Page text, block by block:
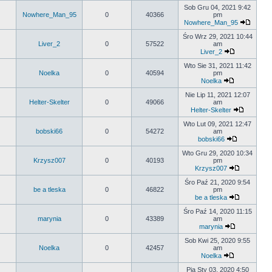
Nowhere_Man_95 0 40366
Sob Gru 04, 2021 9:42
pm
Nowhere_Man_95
Liver_2 0 57522
Śro Wrz 29, 2021 10:44
am
Liver_2
Noelka 0 40594
Wto Sie 31, 2021 11:42
pm
Noelka
Helter-Skelter 0 49066
Nie Lip 11, 2021 12:07
am
Helter-Skelter
bobski66 0 54272
Wto Lut 09, 2021 12:47
am
bobski66
Krzysz007 0 40193
Wto Gru 29, 2020 10:34
pm
Krzysz007
be a tleska 0 46822
Śro Paź 21, 2020 9:54
pm
be a tleska
marynia 0 43389
Śro Paź 14, 2020 11:15
am
marynia
Noelka 0 42457
Sob Kwi 25, 2020 9:55
am
Noelka
Pią Sty 03, 2020 4:50